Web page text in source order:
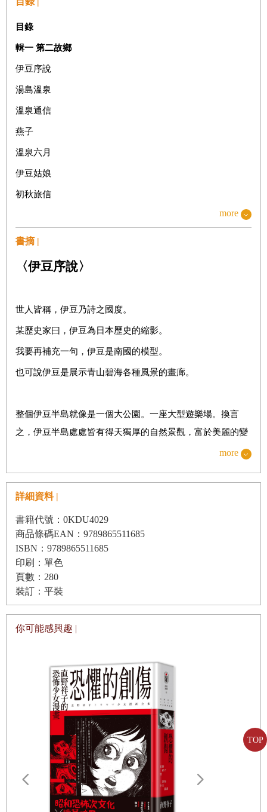
TOP
目錄
輯一 第二故鄉
伊豆序說
湯島溫泉
溫泉通信
燕子
溫泉六月
伊豆姑娘
初秋旅信
《伊豆的舞孃》裝幀設計及其他
謝謝
處女的祈禱
伊豆歸程
輯三 南國歸程
伊豆的回憶──摘自
more
書摘 |
〈伊豆序說〉
世人皆稱，伊豆乃詩之國度。
某歷史家曰，伊豆為日本歷史的縮影。
我要再補充一句，伊豆是南國的模型。
也可說伊豆是展示青山碧海各種風景的畫廊。
整個伊豆半島就像是一個大公園。一座大型遊樂場。換言
之，伊豆半島處處皆有得天獨厚的自然景觀，富於美麗的變
目前伊豆有三個入口。分別是下田、三島．修善寺、以及熱
北方的修善寺道路與南方的下田道路在天城山頂相會。山北
俗稱口伊豆，屬於田方郡；山南俗稱奧伊豆，屬於賀茂郡，
南北不僅植物的種類及開花期不同，南邊的天空與海洋色彩
尤其具有南國風味。天城火山山脈東西長四十四公里，南北
黑潮皆為妝點伊豆色彩的重大要素。山茶花若是海岸線之
花，石楠花便是天城山之花。觀其溪谷之深峻，原始林之危
名，這天城越嶺之路才是真正的伊豆旅情。
開往熱海的火車取了時髦的名稱叫做浪漫列車。殉情自殺更
是熱海名產。由此可見，熱海是伊豆地區的都會，也是關東
各地溫泉中比較現代化的都市。若說修善寺是充滿歷史古蹟
的溫泉，熱海便是以地理取勝的溫泉。修善寺附近有種靜謐
的寂寥。熱海附近則是華麗的喧鬧。從伊豆山至伊東的海岸
線令人聯想到南歐，是伊豆明媚的一面。即便同屬南國風
情，奧伊豆的海岸線是何等素樸的和平牧歌！
more
詳細資料 |
書籍代號：0KDU4029
商品條碼EAN：9789865511685
ISBN：9789865511685
印刷：單色
頁數：280
裝訂：平裝
你可能感興趣 |